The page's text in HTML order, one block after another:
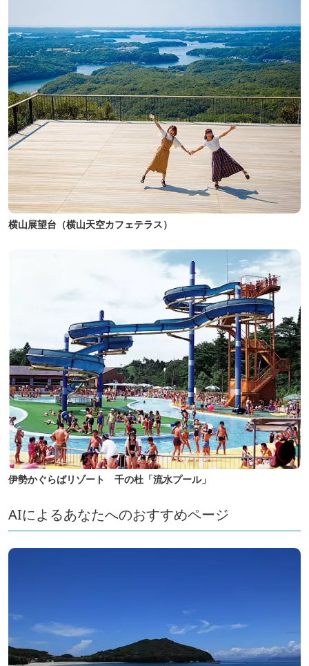
横山展望台（横山天空カフェテラス）
伊勢かぐらばリゾート 千の杜「流水プール」
AIによるあなたへのおすすめページ